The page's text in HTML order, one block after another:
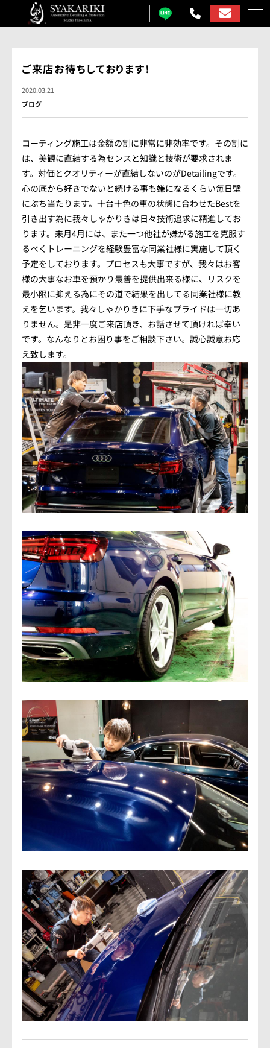
プロテクションフィルム
カーフィルム
カーラッピング
ガラス研磨
しゃかりきについて
施工事例
各メニュー料金表
会社概要
アクセス情報
お気軽にお問い合わせください。
TEL.082-225-7355
LINEでお問い合わせ
営業時間：10:00~18:00（日・祝10:00~17:00）
定休日：第3日曜/水曜定休
ご来店お待ちしております！
2020.03.21
ブログ
コーティング施工は金額の割に非常に非効率です。その割に
は、美観に直結する為センスと知識と技術が要求されま
す。対価とクオリティーが直結しないのがDetailingです。
心の底から好きでないと続ける事も嫌になるくらい毎日壁
にぶち当たります。十台十色の車の状態に合わせたBestを
引き出す為に我々しゃかりきは日々技術追求に精進してお
ります。来月4月には、また一つ他社が嫌がる施工を克服す
るべくトレーニングを経験豊富な同業社様に実施して頂く
予定をしております。プロセスも大事ですが、我々はお客
様の大事なお車を預かり最善を提供出来る様に、リスクを
最小限に抑える為にその道で結果を出してる同業社様に教
えを乞います。我々しゃかりきに下手なプライドは一切あ
りません。是非一度ご来店頂き、お話させて頂ければ幸い
です。なんなりとお困り事をご相談下さい。誠心誠意お応
え致します。